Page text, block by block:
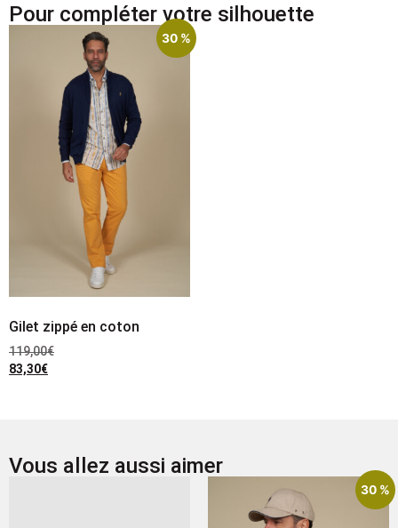
Pour compléter votre silhouette
30 %
Gilet zippé en coton
119,00€
83,30€
Vous allez aussi aimer
30 %